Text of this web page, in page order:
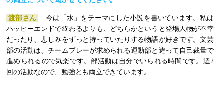
渡部さん
今は「水」をテーマにした小説を書いています。私は
ハッピーエンドで終わるよりも、どちらかというと登場人物が不幸
だったり、悲しみをずっと持っていたりする物語が好きです。文芸
部の活動は、チームプレーが求められる運動部と違って自己裁量で
進められるので気楽です。部活動は自分でいられる時間です。週2
回の活動なので、勉強とも両立できています。